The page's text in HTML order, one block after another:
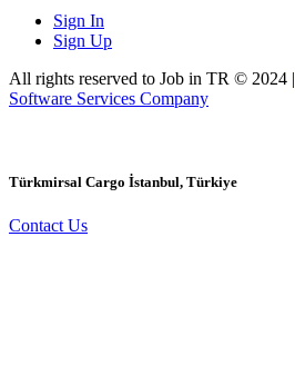
Sign In
Sign Up
All rights reserved to Job in TR © 2024 |
Software Services Company
Türkmirsal Cargo İstanbul, Türkiye
Contact Us